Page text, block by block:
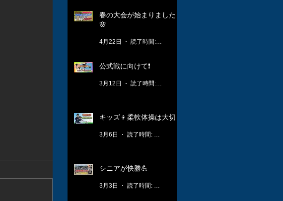
春の大会が始まりました！
🌸
4月22日
公式戦に向けて❗️
3月12日
キッズ👦柔軟体操は大切🤸
3月6日
シニアが快勝💪
3月3日